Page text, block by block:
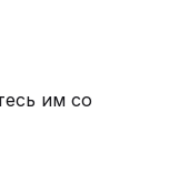
им со